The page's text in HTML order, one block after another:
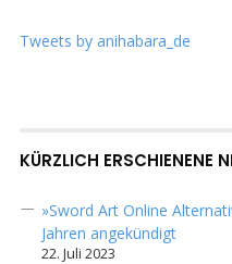
Tweets by anihabara_de
KÜRZLICH ERSCHIENENE
»Sword Art Online
Jahren angekündigt
22. Juli 2023